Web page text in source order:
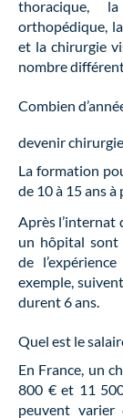
thoracique,
orthopédique,
et la chirurgie
nombre différent
Combien
devenir
La formation
de 10 à 15 ans
Après l’internat
un hôpital sont
de
exemple,
durent 6 ans.
Quel est le
En France, un
800 € et 11
peuvent varier